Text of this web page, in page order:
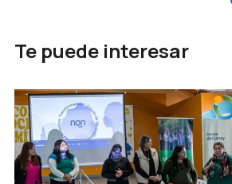
Te puede interesar